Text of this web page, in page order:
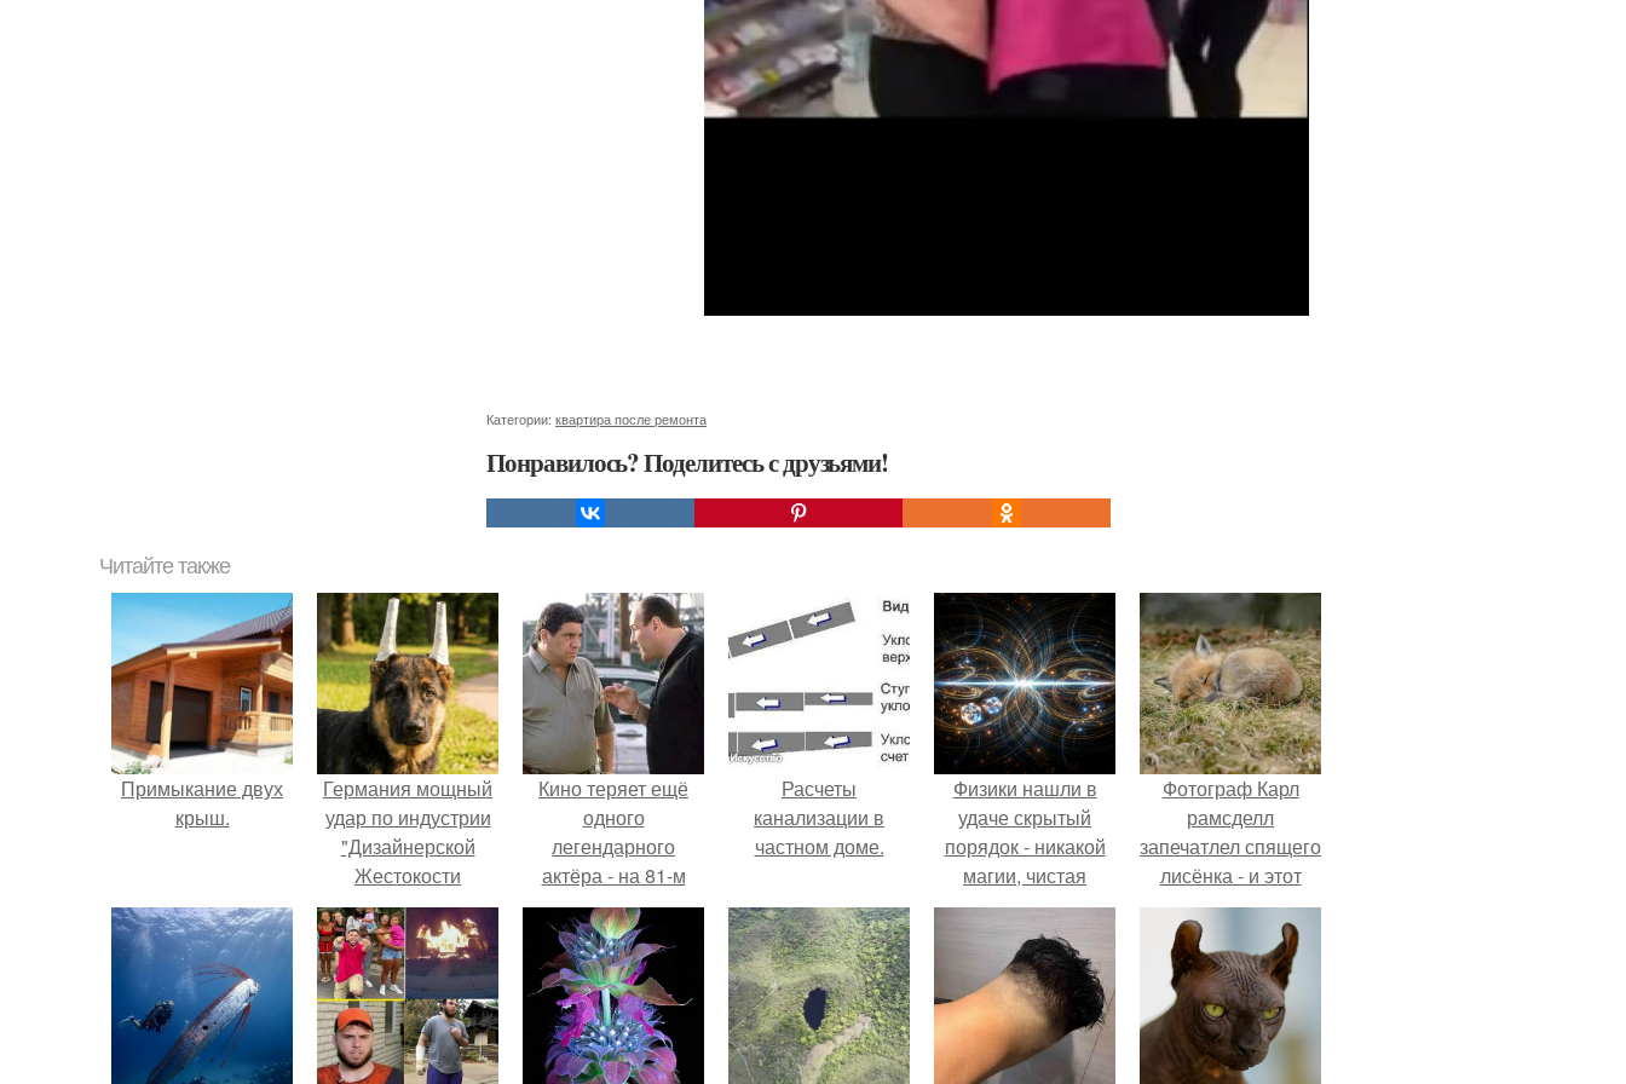
Категории: квартира после ремонта
Понравилось? Поделитесь с друзьями!
Читайте также
Примыкание двух
крыш.
Германия мощный
удар по индустрии
"Дизайнерской
Жестокости
нанесла".
Кино теряет ещё
одного
легендарного
актёра - на 81-м
году жизни не стало
Винсента пасторе.
Расчеты
канализации в
частном доме.
Физики нашли в
удаче скрытый
порядок - никакой
магии, чистая
квантовая
механика.
Фотограф Карл
рамсделл
запечатлел спящего
лисёнка - и этот
кадр способен
растопить даже
самое суровое
сердце.